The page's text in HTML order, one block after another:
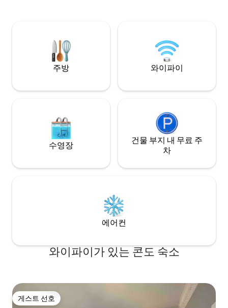
와이너리 등에서
주방 와이파이
수영장
건물 부지 내 무료 주
차
에어컨
와이파이가 있는 콘도 숙소
게스트 선호
게스트 선호